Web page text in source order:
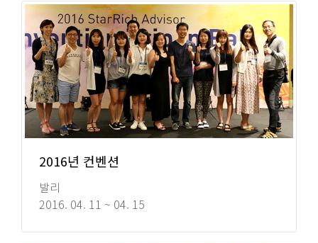
2016년 컨벤션
발리
2016. 04. 11 ~ 04. 15